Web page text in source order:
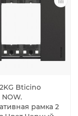
Bticino
NOW.
рамка 2